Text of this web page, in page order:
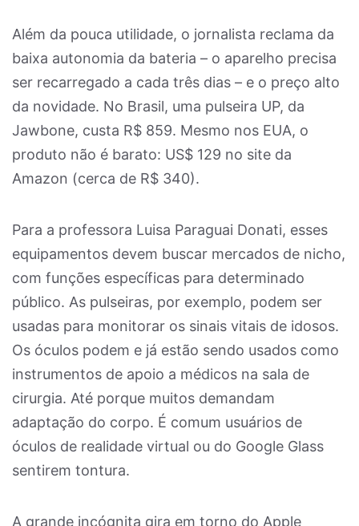
Além da pouca utilidade, o jornalista reclama da
baixa autonomia da bateria – o aparelho precisa
ser recarregado a cada três dias – e o preço alto
da novidade. No Brasil, uma pulseira UP, da
Jawbone, custa R$ 859. Mesmo nos EUA, o
produto não é barato: US$ 129 no site da
Amazon (cerca de R$ 340).
Para a professora Luisa Paraguai Donati, esses
equipamentos devem buscar mercados de nicho,
com funções específicas para determinado
público. As pulseiras, por exemplo, podem ser
usadas para monitorar os sinais vitais de idosos.
Os óculos podem e já estão sendo usados como
instrumentos de apoio a médicos na sala de
cirurgia. Até porque muitos demandam
adaptação do corpo. É comum usuários de
óculos de realidade virtual ou do Google Glass
sentirem tontura.
A grande incógnita gira em torno do Apple